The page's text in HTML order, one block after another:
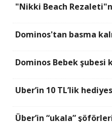
"Nikki Beach
Dominos'tan basma
Dominos Bebek şubesi
Uber’in 10 TL’lik
Über’in “ukala”